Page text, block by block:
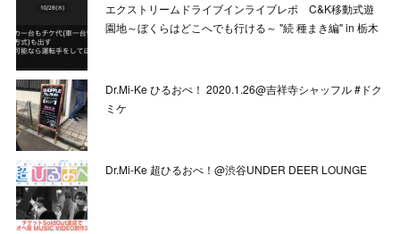
エクストリームドライブインライブレポ C&K移動式遊
園地～ぼくらはどこへでも行ける～ "続 種まき編" in 栃木
Dr.Mi-Ke ひるおぺ！ 2020.1.26@吉祥寺シャッフル #ドク
ミケ
Dr.Mi-Ke 超ひるおぺ！@渋谷UNDER DEER LOUNGE